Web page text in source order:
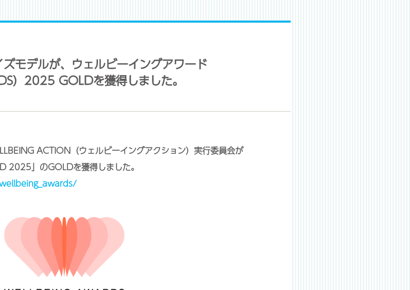
モデルが、ウェルビーイングアワード
）2025 GOLDを獲得しました。
ACTION（ウェルビーイングアクション）実行委員会が
2025」のGOLDを獲得しました。